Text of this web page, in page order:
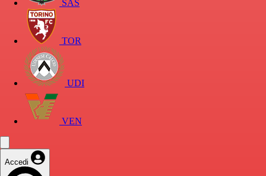
SAS
TOR
UDI
VEN
Accedi